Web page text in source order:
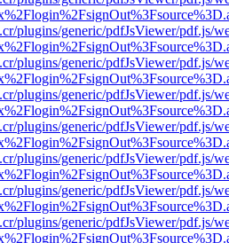
plugins/generic/pdfJsViewer/pdf.js/
plugins/generic/pdfJsViewer/pdf.js/
plugins/generic/pdfJsViewer/pdf.js/
plugins/generic/pdfJsViewer/pdf.js/
plugins/generic/pdfJsViewer/pdf.js/
plugins/generic/pdfJsViewer/pdf.js/
plugins/generic/pdfJsViewer/pdf.js/